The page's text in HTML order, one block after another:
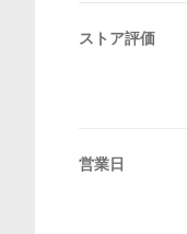
ストア評価
営業日